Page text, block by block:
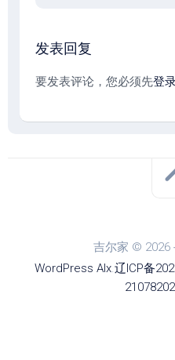
发表回复
要发表评论，您必须先登
吉尔家 © 2026
WordPress Alx.辽ICP备